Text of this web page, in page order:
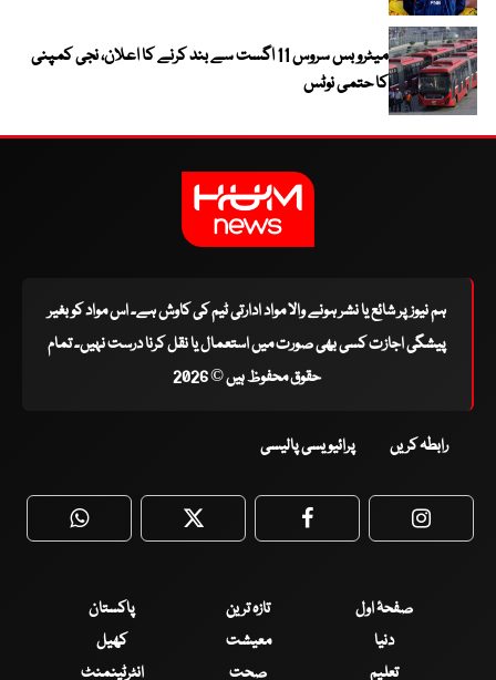
میٹرو بس سروس 11 اگست سے بند کرنے کا اعلان، نجی کمپنی
کا حتمی نوٹس
ہم نیوز پر شائع یا نشر ہونے والا مواد ادارتی ٹیم کی کاوش ہے۔ اس مواد کو بغیر
پیشگی اجازت کسی بھی صورت میں استعمال یا نقل کرنا درست نہیں۔ تمام
حقوق محفوظ ہیں © 2026
رابطہ کریں پرائیویسی پالیسی
WhatsApp Twitter Facebook
صفحۂ اول تازہ ترین
پاکستان
دنیا
معیشت
کھیل
تعلیم
صحت انٹرٹینمنٹ